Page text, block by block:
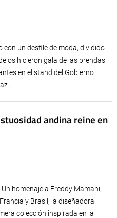
con un desfile de moda, dividido
hicieron gala de las prendas
en el stand del Gobierno
andina reine en
homenaje a Freddy Mamani,
y Brasil, la diseñadora
colección inspirada en la